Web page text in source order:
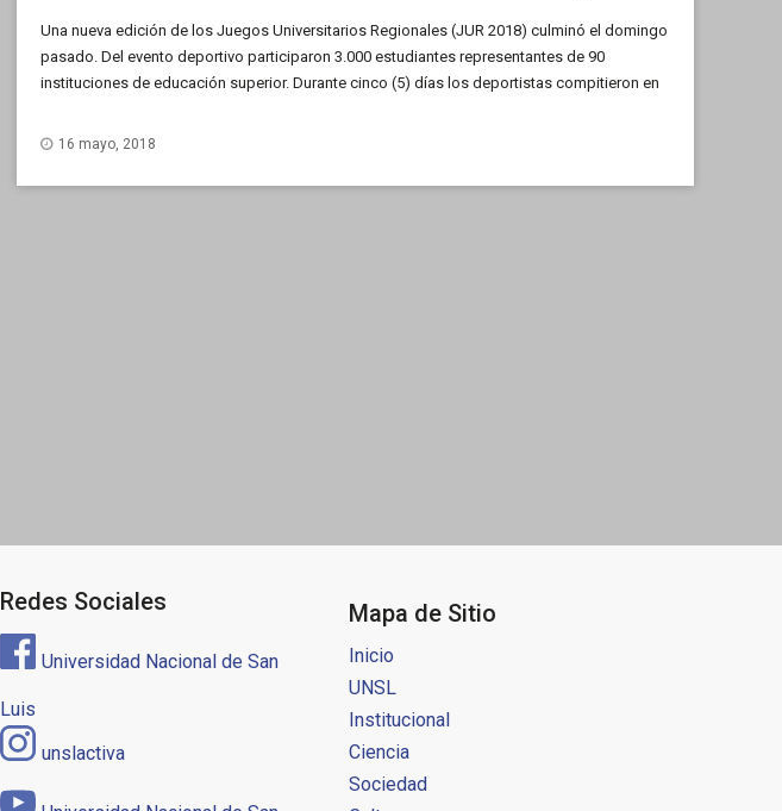
Una nueva edición de los Juegos Universitarios Regionales (JUR 2018) culminó el domingo
pasado. Del evento deportivo participaron 3.000 estudiantes representantes de 90
instituciones de educación superior. Durante cinco (5) días los deportistas compitieron en
natación, rugby, tenis, […]
16 mayo, 2018
Redes Sociales
Universidad Nacional de San
Luis
unslactiva
Mapa de Sitio
Inicio
UNSL
Institucional
Ciencia
Sociedad